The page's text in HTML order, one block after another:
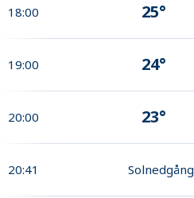
18:00 25°
19:00 24°
20:00 23°
20:41 Solnedgång